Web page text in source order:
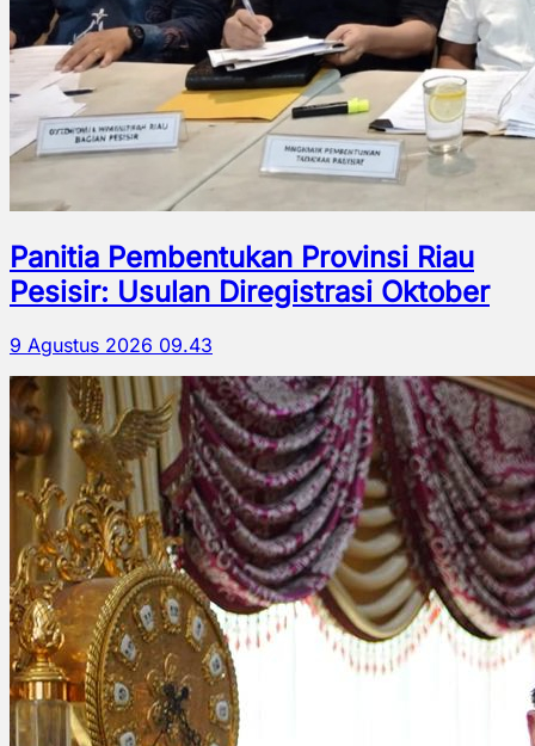
Panitia Pembentukan Provinsi Riau
Pesisir: Usulan Diregistrasi Oktober
9 Agustus 2026 09.43